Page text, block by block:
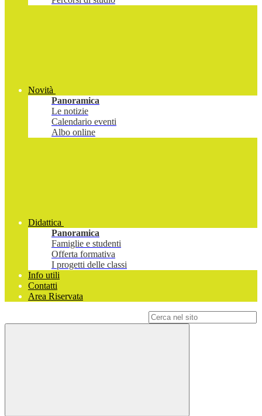
Novità
Panoramica
Le notizie
Calendario eventi
Albo online
Didattica
Panoramica
Famiglie e studenti
Offerta formativa
I progetti delle classi
Info utili
Contatti
Area Riservata